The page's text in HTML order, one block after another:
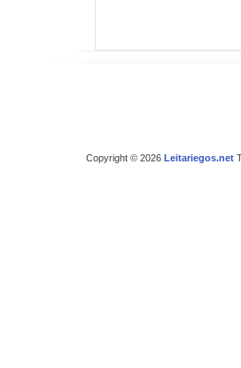
Copyright © 2026 Leitariegos.net